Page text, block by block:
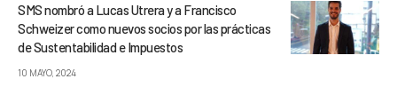
SMS nombró a Lucas Utrera y a Francisco
Schweizer como nuevos socios por las prácticas
de Sustentabilidad e Impuestos
10 MAYO, 2024